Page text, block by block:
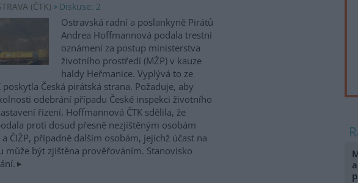
(ČTK) Diskuse: 2
Ostravská radní a poslankyně Pirátů
Andrea Hoffmannová podala trestní
oznámení za postup ministerstva
životního prostředí (MŽP) v kauze
haldy Heřmanice. Vyplývá to ze
poskytla Česká pirátská strana. Požaduje, aby
odebrání případu České inspekci životního
řízení. Hoffmannová ČTK sdělila, že
proti dosud přesně nezjištěným osobám
ČIŽP, případně dalším osobám, jejichž účast na
může být zjištěna prověřováním. Stanovisko